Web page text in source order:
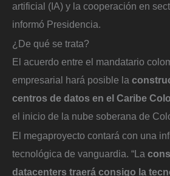
artificial (IA) y la cooperación en
informó Presidencia.
¿De qué se trata?
El acuerdo entre el mandatario
empresarial hará posible la
centros de datos en el Caribe
el inicio de la nube soberana de
El megaproyecto contará con una
tecnológica de vanguardia. “La
datacenters traerá consigo la